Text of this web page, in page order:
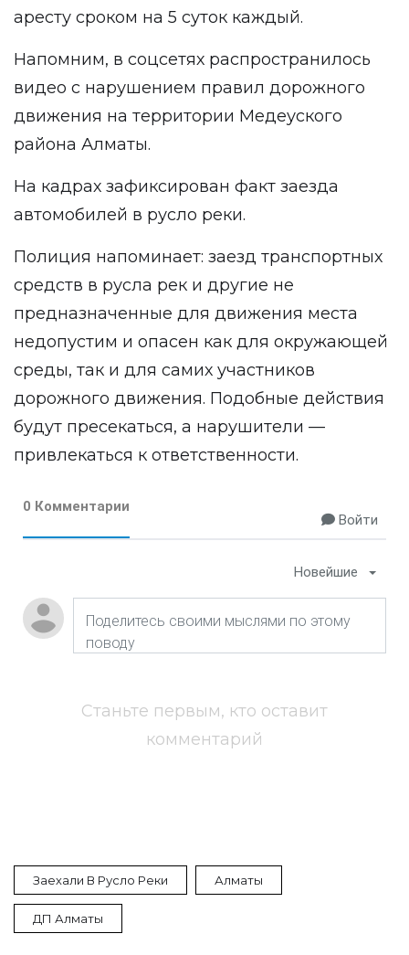
аресту сроком на 5 суток каждый.
Напомним, в соцсетях распространилось
видео с нарушением правил дорожного
движения на территории Медеуского
района Алматы.
На кадрах зафиксирован факт заезда
автомобилей в русло реки.
Полиция напоминает: заезд транспортных
средств в русла рек и другие не
предназначенные для движения места
недопустим и опасен как для окружающей
среды, так и для самих участников
дорожного движения. Подобные действия
будут пресекаться, а нарушители —
привлекаться к ответственности.
0 Комментарии
Войти
Новейшие
Станьте первым, кто оставит
комментарий
Заехали В Русло Реки Алматы
ДП Алматы